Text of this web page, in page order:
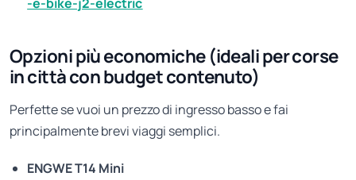
Opzioni più economiche (ideali per corse
in città con budget contenuto)
Perfette se vuoi un prezzo di ingresso basso e fai
principalmente brevi viaggi semplici.
ENGWE T14 Mini